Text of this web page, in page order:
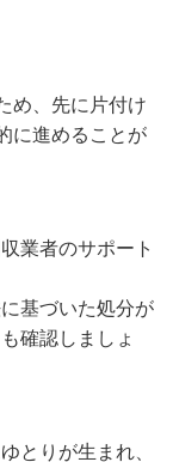
め、先に片付け
に進めることが
業者のサポート
基づいた処分が
確認しましょ
とりが生まれ、